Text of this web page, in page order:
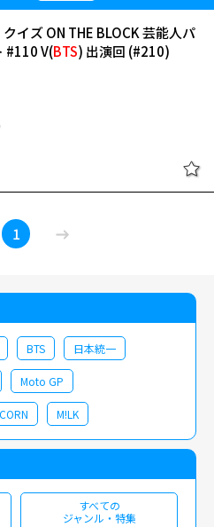
火花を散らす様も必見。 MCは
ハンビン。 そして、「Nizi Project」で
ジャッジを務め番組に華を添える。 熱
クイズ ON THE BLOCK 芸能人パ
#110 V(BTS) 出演回 (#210)
1
BTS 日本統一
Moto GP
M!LK
すべての
ジャンル・特集